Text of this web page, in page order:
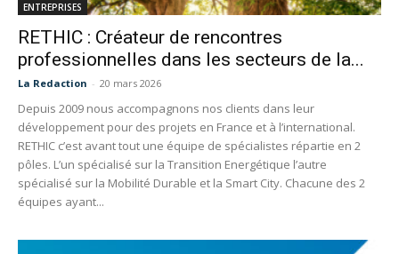
ENTREPRISES
RETHIC : Créateur de rencontres
professionnelles dans les secteurs de la...
La Redaction - 20 mars 2026
Depuis 2009 nous accompagnons nos clients dans leur
développement pour des projets en France et à l’international.
RETHIC c’est avant tout une équipe de spécialistes répartie en 2
pôles. L’un spécialisé sur la Transition Energétique l’autre
spécialisé sur la Mobilité Durable et la Smart City. Chacune des 2
équipes ayant...